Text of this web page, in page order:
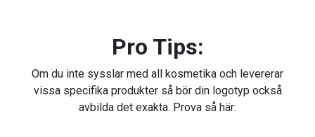
Pro Tips:
Om du inte sysslar med all kosmetika och levererar
vissa specifika produkter så bör din logotyp också
avbilda det exakta. Prova så här: